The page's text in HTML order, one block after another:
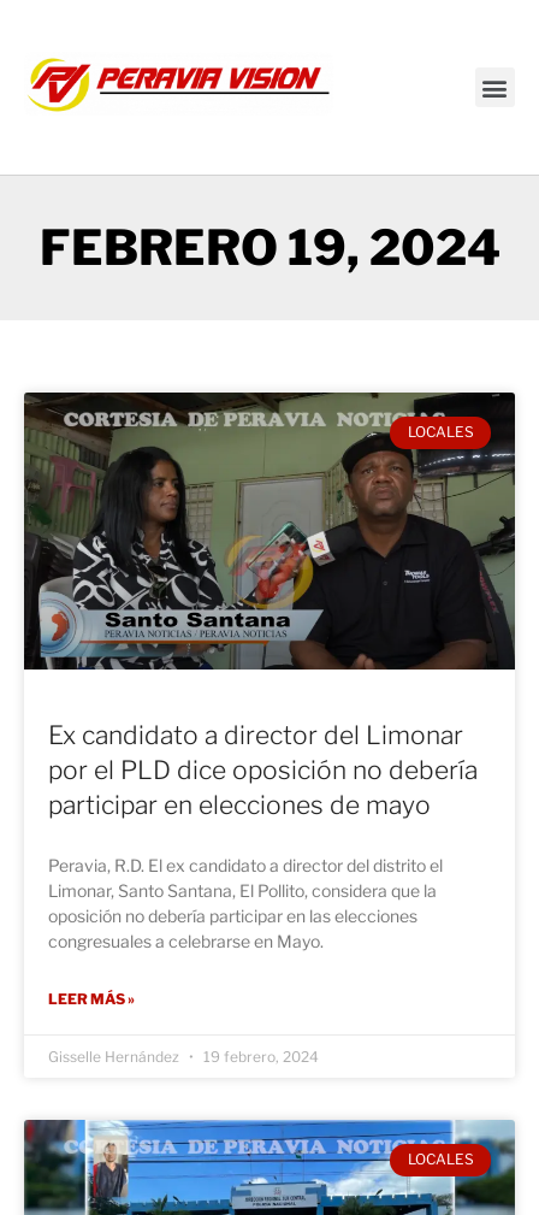
FEBRERO 19, 2024
LOCALES
Ex candidato a director del Limonar
por el PLD dice oposición no debería
participar en elecciones de mayo
Peravia, R.D. El ex candidato a director del distrito el
Limonar, Santo Santana, El Pollito, considera que la
oposición no debería participar en las elecciones
congresuales a celebrarse en Mayo.
LEER MÁS »
Gisselle Hernández 19 febrero, 2024
LOCALES